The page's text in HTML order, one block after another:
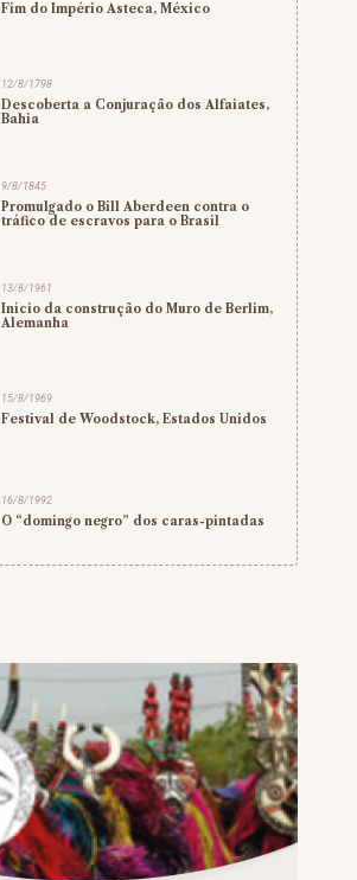
Fim do Império Asteca, México
12/8/1798
Descoberta a Conjuração dos Alfaiates,
Bahia
9/8/1845
Promulgado o Bill Aberdeen contra o
tráfico de escravos para o Brasil
13/8/1961
Início da construção do Muro de Berlim,
Alemanha
15/8/1969
Festival de Woodstock, Estados Unidos
16/8/1992
O “domingo negro” dos caras-pintadas